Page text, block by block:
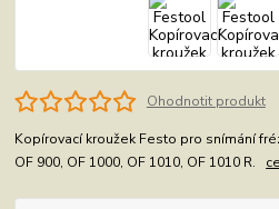
Ohodnotit produkt
Kopírovací kroužek Festo pro snímání
OF 900, OF 1000, OF 1010, OF 1010 R.